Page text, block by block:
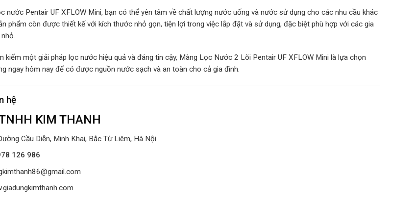
nước Pentair UF XFLOW Mini, bạn có thể yên tâm về chất lượng nước uống và nước sử dụng cho các nhu cầu khác
phẩm còn được thiết kế với kích thước nhỏ gọn, tiện lợi trong việc lắp đặt và sử dụng, đặc biệt phù hợp với các gia
kiếm một giải pháp lọc nước hiệu quả và đáng tin cậy, Màng Lọc Nước 2 Lõi Pentair UF XFLOW Mini là lựa chọn
ngay hôm nay để có được nguồn nước sạch và an toàn cho cả gia đình.
hệ
KIM THANH
Cầu Diễn, Minh Khai, Bắc Từ Liêm, Hà Nội
126 986